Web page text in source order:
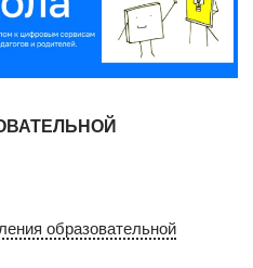
образовательной